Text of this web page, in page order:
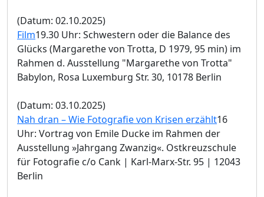
(Datum: 02.10.2025)
Film19.30 Uhr: Schwestern oder die Balance des
Glücks (Margarethe von Trotta, D 1979, 95 min) im
Rahmen d. Ausstellung "Margarethe von Trotta"
Babylon, Rosa Luxemburg Str. 30, 10178 Berlin
(Datum: 03.10.2025)
Nah dran – Wie Fotografie von Krisen erzählt16
Uhr: Vortrag von Emile Ducke im Rahmen der
Ausstellung »Jahrgang Zwanzig«. Ostkreuzschule
für Fotografie c/o Cank | Karl-Marx-Str. 95 | 12043
Berlin